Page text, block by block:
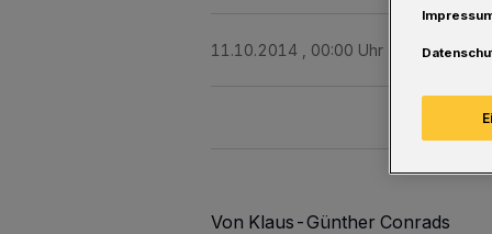
11.10.2014 , 00:00 Uhr Eine Minute
Von Klaus-Günther Conrads